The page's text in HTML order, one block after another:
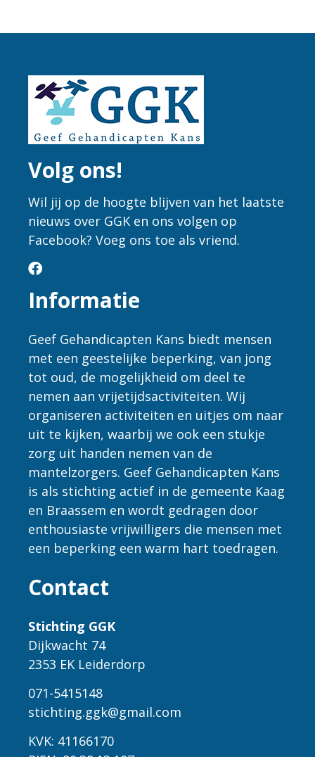
Volg ons!
Wil jij op de hoogte blijven van het laatste
nieuws over GGK en ons volgen op
Facebook? Voeg ons toe als vriend.
Informatie
Geef Gehandicapten Kans biedt mensen
met een geestelijke beperking, van jong
tot oud, de mogelijkheid om deel te
nemen aan vrijetijdsactiviteiten. Wij
organiseren activiteiten en uitjes om naar
uit te kijken, waarbij we ook een stukje
zorg uit handen nemen van de
mantelzorgers. Geef Gehandicapten Kans
is als stichting actief in de gemeente Kaag
en Braassem en wordt gedragen door
enthousiaste vrijwilligers die mensen met
een beperking een warm hart toedragen.
Contact
Stichting GGK
Dijkwacht 74
2353 EK Leiderdorp
071-5415148
stichting.ggk@gmail.com
KVK: 41166170